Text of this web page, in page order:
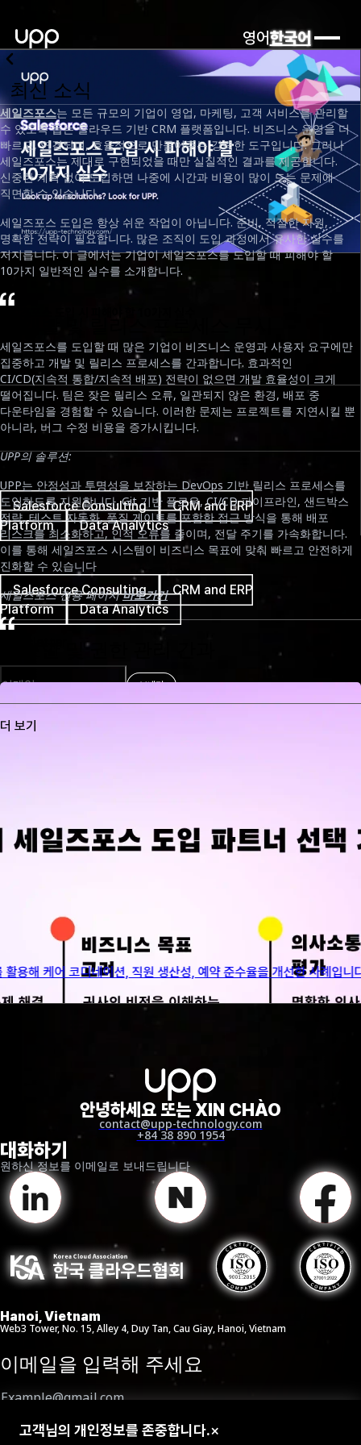
고객님의 개인정보를 존중합니다.×
영어한국어
날짜
November 10th, 2025
소요 시간
7분
Salesforce Consulting
CRM and ERP
Platform
Data Analytics
최신 소식
세일즈포스는 모든 규모의 기업이 영업, 마케팅, 고객 서비스를 관리할
수 있도록 돕는 클라우드 기반 CRM 플랫폼입니다. 비즈니스 운영을 더
빠르고, 연결되며, 효율적으로 만들어주는 강력한 도구입니다. 그러나
세일즈포스는 제대로 구현되었을 때만 실질적인 결과를 제공합니다.
신중한 계획 없이 도입하면 나중에 시간과 비용이 많이 드는 문제에
직면할 수 있습니다.
세일즈포스 도입은 항상 쉬운 작업이 아닙니다. 준비, 적절한 자원,
명확한 전략이 필요합니다. 많은 조직이 도입 과정에서 유사한 실수를
저지릅니다. 이 글에서는 기업이 세일즈포스를 도입할 때 피해야 할
10가지 일반적인 실수를 소개합니다.
세일즈포스를 도입할 때 많은 기업이 비즈니스 운영과 사용자 요구에만
집중하고 개발 및 릴리스 프로세스를 간과합니다. 효과적인
CI/CD(지속적 통합/지속적 배포) 전략이 없으면 개발 효율성이 크게
떨어집니다. 팀은 잦은 릴리스 오류, 일관되지 않은 환경, 배포 중
다운타임을 경험할 수 있습니다. 이러한 문제는 프로젝트를 지연시킬 뿐
아니라, 버그 수정 비용을 증가시킵니다.
UPP의 솔루션:
UPP는 안정성과 투명성을 보장하는 DevOps 기반 릴리스 프로세스를
도입하도록 지원합니다. Git 기반 플로우, CI/CD 파이프라인, 샌드박스
전략, 테스트 자동화, 품질 게이트를 포함한 접근 방식을 통해 배포
리스크를 최소화하고, 인적 오류를 줄이며, 전달 주기를 가속화합니다.
이를 통해 세일즈포스 시스템이 비즈니스 목표에 맞춰 빠르고 안전하게
진화할 수 있습니다
세일즈포스 전용 페이지바로가기
2. 보안 및 권한 관리 간과
보안 및 권한 관리 간과
개발 과정이나 세일즈포스 시스템 유지·확장 시 많은 팀이 기존 프로필과
권한 세트를 검토하는 중요한 단계를 생략합니다. 대신 새 권한을
만들거나 프로덕션에서 직접 업데이트합니다. 이 관행은 권한 중복,
과도한 접근 권한, 잠재적인 보안 위반을 초래합니다. 시간이 지나면
누가 무엇에 접근할 수 있는지 통제하기 어려워지며, 심각한 데이터
거버넌스 및 컴플라이언스 위험이 발생합니다.
UPP의 솔루션:
태그
Salesforce Consulting
CRM and ERP
Platform
Data Analytics
보내기
더 보기
다.
AI 토큰이란? Enterprise AI 성능과 비용을 결정짓는 핵심 원리
AI 토큰이 Enterprise AI의 컨텍스트 이해, RAG 기반 지식 검색,
안녕하세요 또는 XIN CHÀO
contact@upp-technology.com
+84 38 890 1954
대화하기
원하신 정보를 이메일로 보내드립니다
이메일을 입력해 주세요
Hanoi, Vietnam
Web3 Tower, No. 15, Alley 4, Duy Tan, Cau Giay, Hanoi, Vietnam